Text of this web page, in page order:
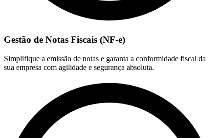
Gestão de Notas Fiscais (NF-e)
Simplifique a emissão de notas e garanta a conformidade fiscal da
sua empresa com agilidade e segurança absoluta.